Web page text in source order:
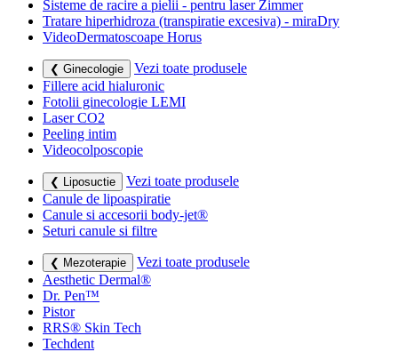
Sisteme de racire a pielii - pentru laser Zimmer
Tratare hiperhidroza (transpiratie excesiva) - miraDry
VideoDermatoscoape Horus
❮ Ginecologie
Vezi toate produsele
Fillere acid hialuronic
Fotolii ginecologie LEMI
Laser CO2
Peeling intim
Videocolposcopie
❮ Liposuctie
Vezi toate produsele
Canule de lipoaspiratie
Canule si accesorii body-jet®
Seturi canule si filtre
❮ Mezoterapie
Vezi toate produsele
Aesthetic Dermal®
Dr. Pen™
Pistor
RRS® Skin Tech
Techdent